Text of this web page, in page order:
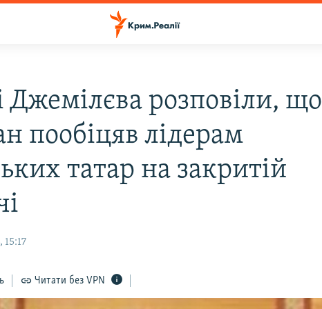
Джемілєва розповіли, що
пообіцяв лідерам
татар на закритій
15:17
Читати без VPN